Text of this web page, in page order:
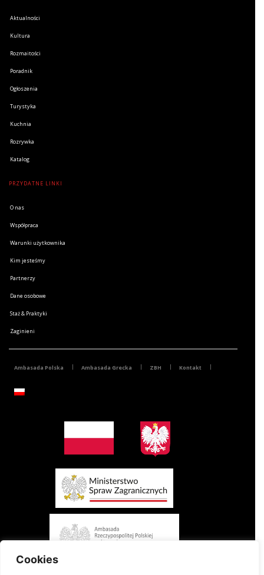
Cookies
Aktualności
Kultura
Rozmaitości
Poradnik
Ogłoszenia
Turystyka
Kuchnia
Rozrywka
Katalog
PRZYDATNE LINKI
O nas
Współpraca
Warunki użytkownika
Kim jesteśmy
Partnerzy
Dane osobowe
Staż & Praktyki
Zaginieni
Ambasada Polska Ambasada Grecka ZBH Kontakt